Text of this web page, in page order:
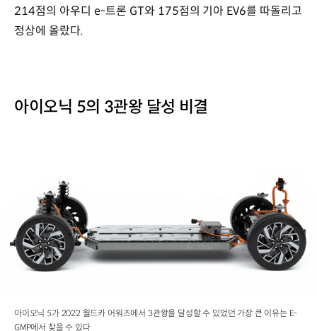
214점의 아우디 e-트론 GT와 175점의 기아 EV6를 따돌리고
정상에 올랐다.
아이오닉 5의 3관왕 달성 비결
아이오닉 5가 2022 월드카 어워즈에서 3관왕을 달성할 수 있었던 가장 큰 이유는 E-
GMP에서 찾을 수 있다